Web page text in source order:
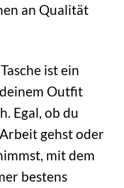
an Qualität
ist ein
Outfit
Egal, ob du
gehst oder
mit dem
bestens